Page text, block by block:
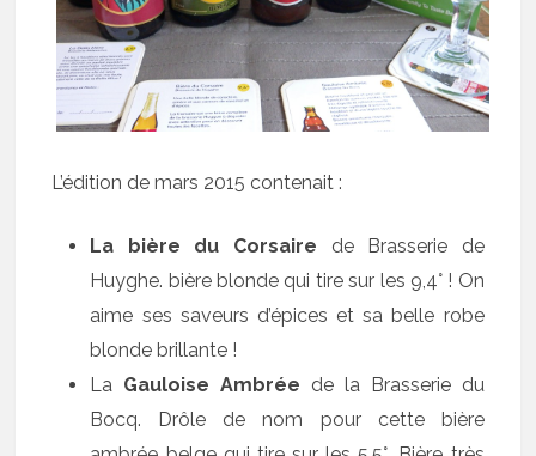
L’édition de mars 2015 contenait :
La bière du Corsaire de Brasserie de
Huyghe. bière blonde qui tire sur les 9,4° ! On
aime ses saveurs d’épices et sa belle robe
blonde brillante !
La Gauloise Ambrée de la Brasserie du
Bocq. Drôle de nom pour cette bière